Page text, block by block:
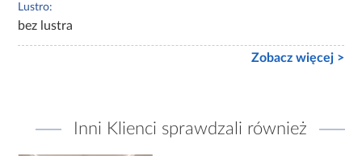
Lustro:
bez lustra
Zobacz więcej >
Inni Klienci sprawdzali również